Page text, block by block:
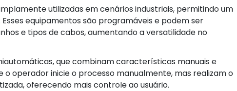
utilizadas em cenários industriais, permitindo um
equipamentos são programáveis e podem ser
e tipos de cabos, aumentando a versatilidade no
que combinam características manuais e
o operador inicie o processo manualmente, mas realizam o
oferecendo mais controle ao usuário.